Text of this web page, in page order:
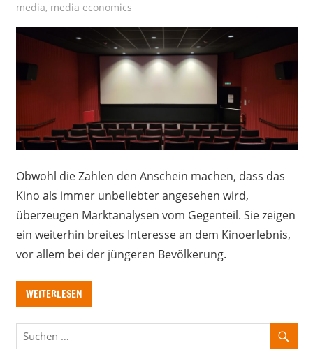
media, media economics
Obwohl die Zahlen den Anschein machen, dass das
Kino als immer unbeliebter angesehen wird,
überzeugen Marktanalysen vom Gegenteil. Sie zeigen
ein weiterhin breites Interesse an dem Kinoerlebnis,
vor allem bei der jüngeren Bevölkerung.
WEITERLESEN